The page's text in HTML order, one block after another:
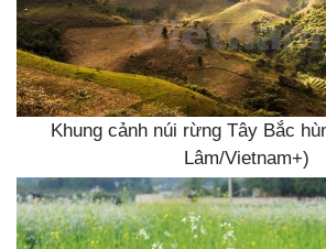
Khung cảnh núi rừng Tây Bắc
Lâm/Vietnam+)